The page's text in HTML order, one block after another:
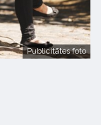
Publicitātes foto